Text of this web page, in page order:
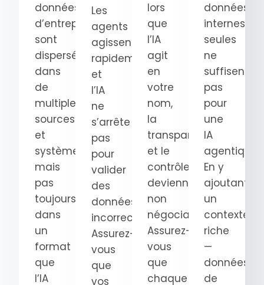
données
d’entreprise
sont
dispersées
dans
de
multiples
sources
et
systèmes,
mais
pas
toujours
dans
un
format
que
l’IA
Les
agents
agissent
rapidement
et
l’IA
ne
s’arrête
pas
pour
valider
des
données
incorrectes.
Assurez-
vous
que
vos
lors
que
l’IA
agit
en
votre
nom,
la
transparence
et le
contrôle
deviennent
non
négociables.
Assurez-
vous
que
chaque
données
internes
seules
ne
suffisent
pas
pour
une
IA
agentique.
En y
ajoutant
un
contexte
riche
—
données
de